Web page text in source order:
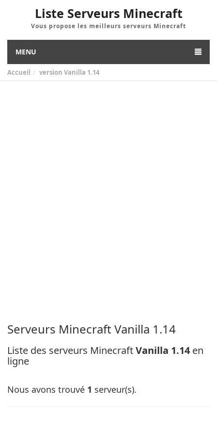
Liste Serveurs Minecraft
Vous propose les meilleurs serveurs Minecraft
MENU
Accueil version Vanilla 1.14
Serveurs Minecraft Vanilla 1.14
Liste des serveurs MinecraftVanilla 1.14 en
ligne
Nous avons trouvé 1 serveur(s).